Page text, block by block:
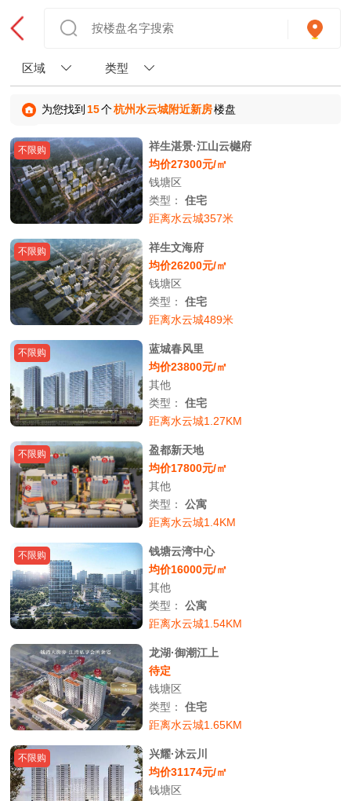
区域 类型
为您找到 15个杭州水云城附近新房楼盘
不限购
祥生湛景·江山云樾府
均价27300元/㎡
钱塘区
类型：住宅
距离水云城357米
不限购
祥生文海府
均价26200元/㎡
钱塘区
类型：住宅
距离水云城489米
不限购
蓝城春风里
均价23800元/㎡
其他
类型：住宅
距离水云城1.27KM
不限购
盈都新天地
均价17800元/㎡
其他
类型：公寓
距离水云城1.4KM
不限购
钱塘云湾中心
均价16000元/㎡
其他
类型：公寓
距离水云城1.54KM
龙湖·御潮江上
待定
钱塘区
类型：住宅
距离水云城1.65KM
不限购
兴耀·沐云川
均价31174元/㎡
钱塘区